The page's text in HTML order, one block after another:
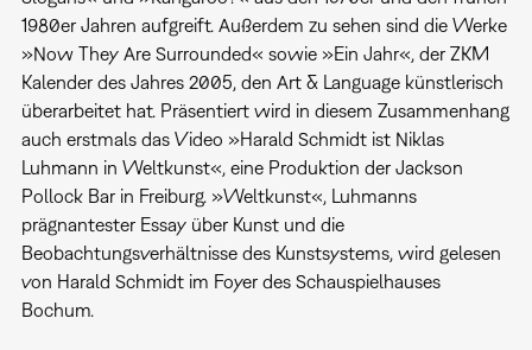
1980er Jahren aufgreift. Außerdem zu sehen sind die Werke
»Now They Are Surrounded« sowie »Ein Jahr«, der ZKM
Kalender des Jahres 2005, den Art & Language künstlerisch
überarbeitet hat. Präsentiert wird in diesem Zusammenhang
auch erstmals das Video »Harald Schmidt ist Niklas
Luhmann in Weltkunst«, eine Produktion der Jackson
Pollock Bar in Freiburg. »Weltkunst«, Luhmanns
prägnantester Essay über Kunst und die
Beobachtungsverhältnisse des Kunstsystems, wird gelesen
von Harald Schmidt im Foyer des Schauspielhauses
Bochum.